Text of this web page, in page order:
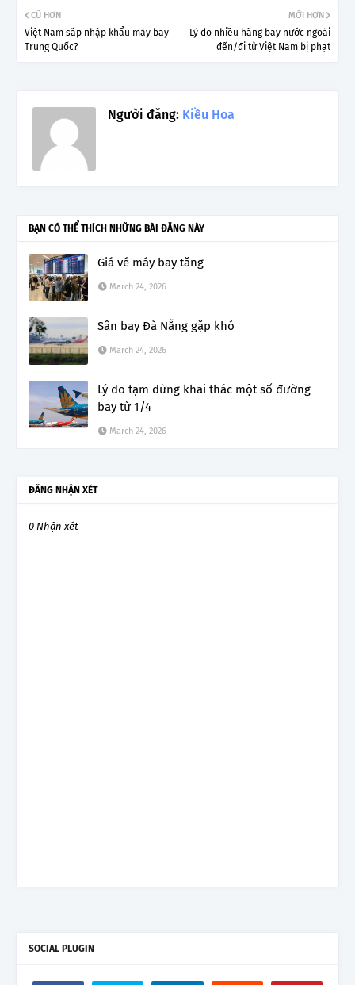
MỚI HƠN
Lý do nhiều hãng bay nước ngoài
đến/đi từ Việt Nam bị phạt
CŨ HƠN
Việt Nam sắp nhập khẩu máy bay
Trung Quốc?
Người đăng: Kiều Hoa
BẠN CÓ THỂ THÍCH NHỮNG BÀI ĐĂNG NÀY
Giá vé máy bay tăng
March 24, 2026
Sân bay Đà Nẵng gặp khó
March 24, 2026
Lý do tạm dừng khai thác một số đường
bay từ 1/4
March 24, 2026
ĐĂNG NHẬN XÉT
0 Nhận xét
SOCIAL PLUGIN